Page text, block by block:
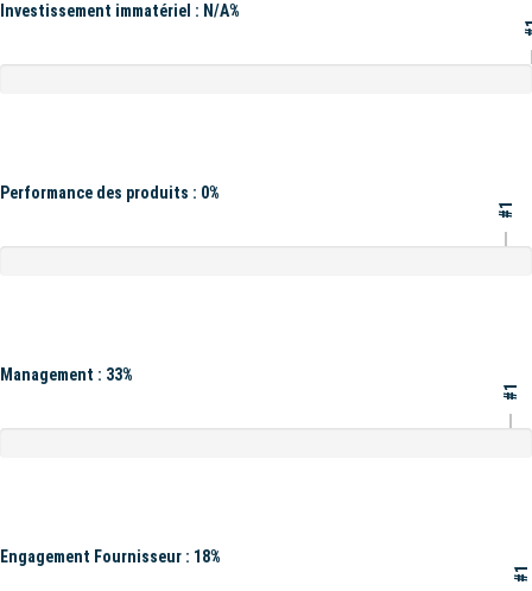
Investissement immatériel : N/A%
Performance des produits : 0%
#1
Management : 33%
#1
Engagement Fournisseur : 18%
#1